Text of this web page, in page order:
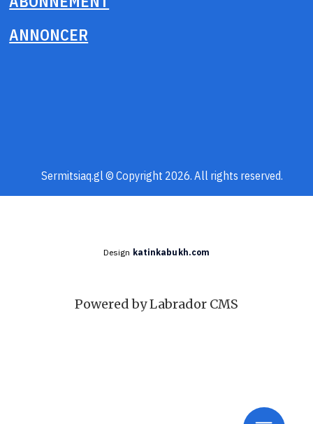
ANNONCER
Sermitsiaq.gl © Copyright 2026. All rights reserved.
Design katinkabukh.com
Powered by Labrador CMS